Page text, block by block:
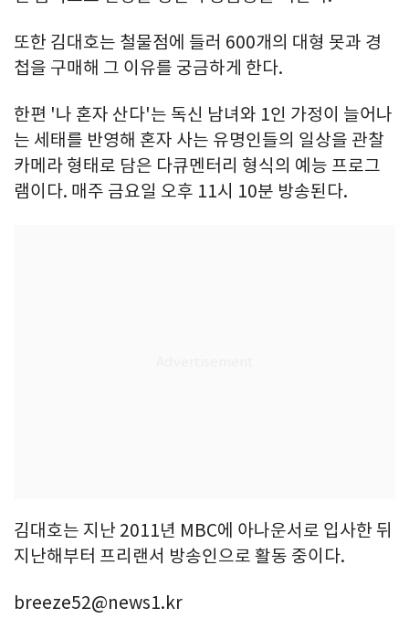
또한 김대호는 철물점에 들러 600개의 대형 못과 경
첩을 구매해 그 이유를 궁금하게 한다.
한편 '나 혼자 산다'는 독신 남녀와 1인 가정이 늘어나
는 세태를 반영해 혼자 사는 유명인들의 일상을 관찰
카메라 형태로 담은 다큐멘터리 형식의 예능 프로그
램이다. 매주 금요일 오후 11시 10분 방송된다.
김대호는 지난 2011년 MBC에 아나운서로 입사한 뒤
지난해부터 프리랜서 방송인으로 활동 중이다.
breeze52@news1.kr